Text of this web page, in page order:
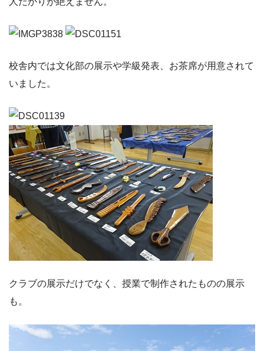
校舎内では文化部の展示や学級発表、お茶席が用意されて
いました。
クラブの展示だけでなく、授業で制作されたものの展示
も。